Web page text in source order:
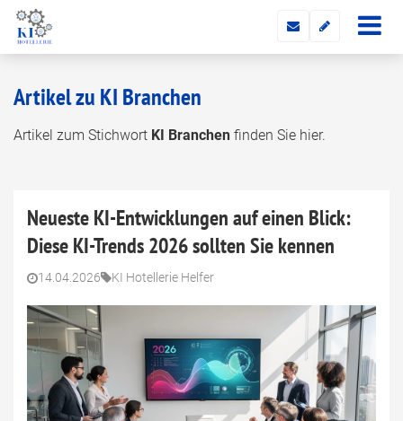
Artikel zu KI Branchen
Artikel zum Stichwort KI Branchen finden Sie hier.
Neueste KI-Entwicklungen auf einen Blick:
Diese KI-Trends 2026 sollten Sie kennen
14.04.2026 KI Hotellerie Helfer